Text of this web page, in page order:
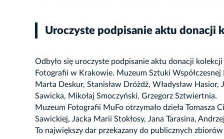
Uroczyste podpisanie aktu donacji
Odbyło się uroczyste podpisanie aktu donacji
Fotografii w Krakowie. Muzeum Sztuki
Marta Deskur, Stanisław Dróżdż, Władysław
Sawicka, Mikołaj Smoczyński, Grzegorz Sztwiertnia.
Muzeum Fotografii MuFo otrzymało dzieła Tomasza
Sawickiej, Jacka Marii Stokłosy, Jana Tarasina,
To największy dar przekazany do publicznych